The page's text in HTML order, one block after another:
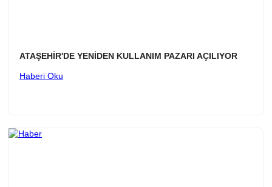
ATAŞEHİR'DE YENİDEN KULLANIM PAZARI AÇILIYOR
Haberi Oku